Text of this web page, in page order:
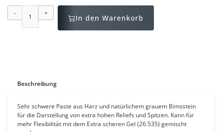
- +
In den Warenkorb
Beschreibung
Sehr schwere Paste aus Harz und natürlichem grauem Bimsstein
für die Darstellung von extra hohen Reliefs und Spitzen. Kann für
mehr Flexibilität mit dem Extra scheren Gel (26.535) gemischt